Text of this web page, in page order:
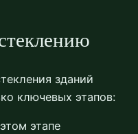
зданий
ключевых этапов:
этапе